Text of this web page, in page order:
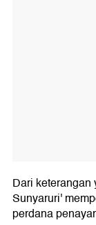
Dari keterangan
Sunyaruri'
perdana